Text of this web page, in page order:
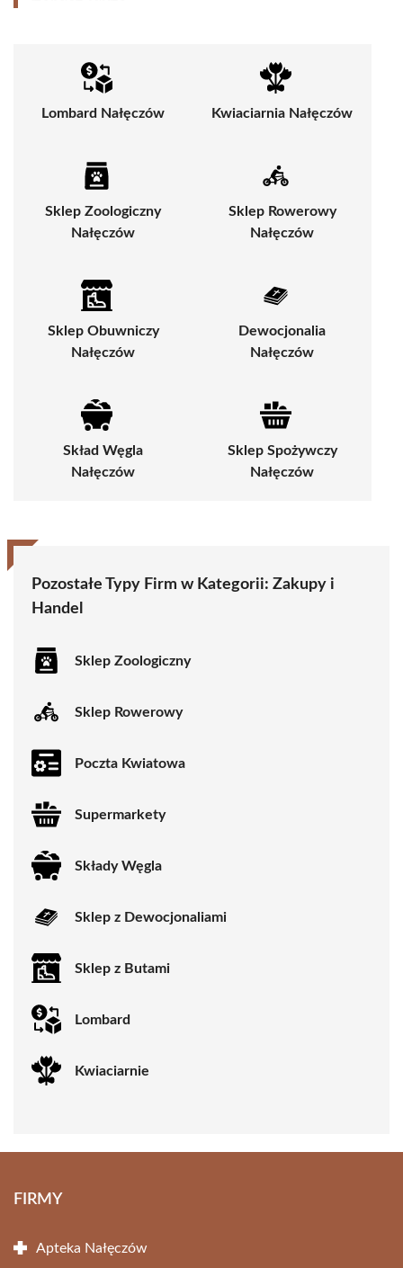
Lombard Nałęczów Kwiaciarnia Nałęczów
Sklep Zoologiczny
Nałęczów
Sklep Rowerowy
Nałęczów
Sklep Obuwniczy
Nałęczów
Dewocjonalia
Nałęczów
Skład Węgla
Nałęczów
Sklep Spożywczy
Nałęczów
Pozostałe Typy Firm w Kategorii: Zakupy i
Handel
Sklep Zoologiczny
Sklep Rowerowy
Poczta Kwiatowa
Supermarkety
Składy Węgla
Sklep z Dewocjonaliami
Sklep z Butami
Lombard
Kwiaciarnie
FIRMY
Apteka Nałęczów